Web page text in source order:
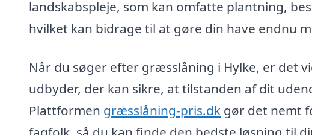
landskabspleje, som kan omfatte plantning,
hvilket kan bidrage til at gøre din have endnu
Når du søger efter græsslåning i Hylke, er det
udbyder, der kan sikre, at tilstanden af dit
Plattformen græsslåning-pris.dk gør det nemt